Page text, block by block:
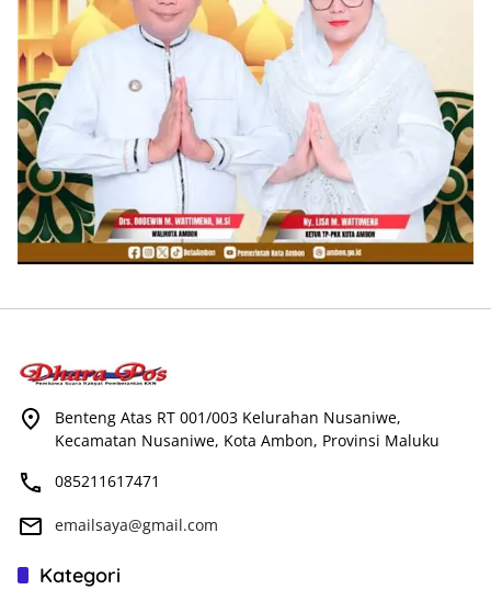
Benteng Atas RT 001/003 Kelurahan Nusaniwe,
Kecamatan Nusaniwe, Kota Ambon, Provinsi Maluku
085211617471
emailsaya@gmail.com
Kategori